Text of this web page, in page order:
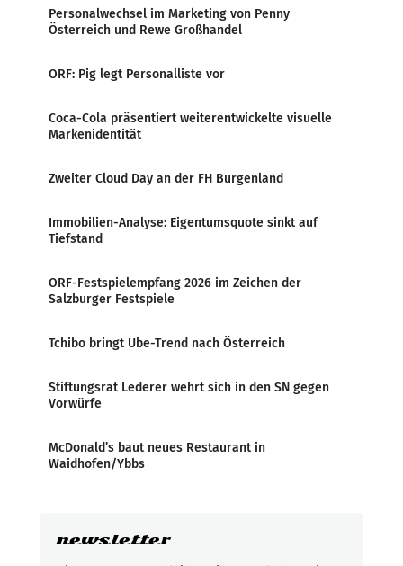
Personalwechsel im Marketing von Penny
Österreich und Rewe Großhandel
ORF: Pig legt Personalliste vor
Coca-Cola präsentiert weiterentwickelte visuelle
Markenidentität
Zweiter Cloud Day an der FH Burgenland
Immobilien-Analyse: Eigentumsquote sinkt auf
Tiefstand
ORF-Festspielempfang 2026 im Zeichen der
Salzburger Festspiele
Tchibo bringt Ube-Trend nach Österreich
Stiftungsrat Lederer wehrt sich in den SN gegen
Vorwürfe
McDonald’s baut neues Restaurant in
Waidhofen/Ybbs
newsletter